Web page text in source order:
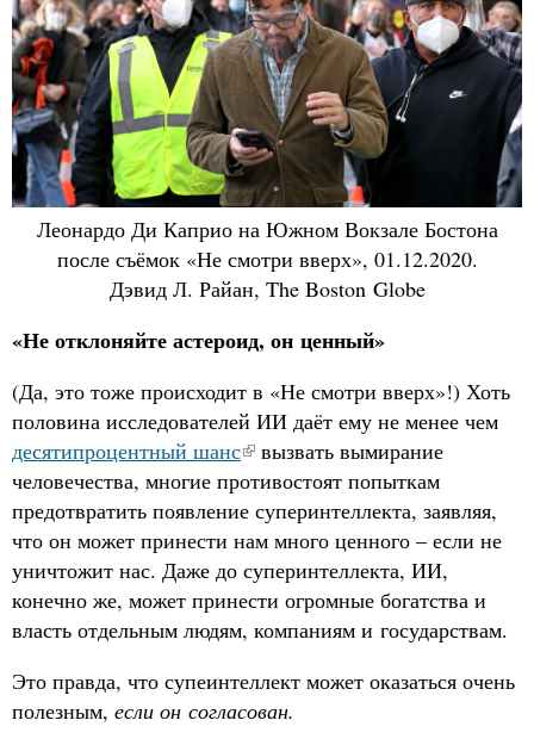
Леонардо Ди Каприо на Южном Вокзале Бостона
после съёмок «Не смотри вверх», 01.12.2020.
Дэвид Л. Райан, The Boston Globe
«Не отклоняйте астероид, он ценный»
(Да, это тоже происходит в «Не смотри вверх»!) Хоть
половина исследователей ИИ даёт ему не менее чем
десятипроцентный шанс
вызвать вымирание
человечества, многие противостоят попыткам
предотвратить появление суперинтеллекта, заявляя,
что он может принести нам много ценного – если не
уничтожит нас. Даже до суперинтеллекта, ИИ,
конечно же, может принести огромные богатства и
власть отдельным людям, компаниям и государствам.
Это правда, что супеинтеллект может оказаться очень
полезным, если он согласован.